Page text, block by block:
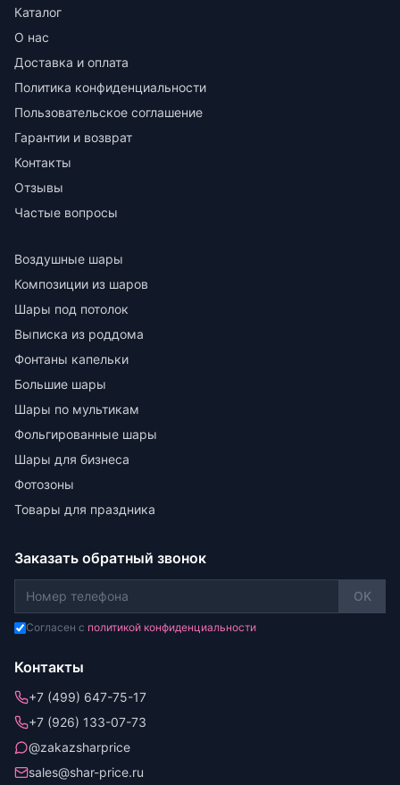
Каталог
О нас
Доставка и оплата
Политика конфиденциальности
Пользовательское соглашение
Гарантии и возврат
Контакты
Отзывы
Частые вопросы
Воздушные шары
Композиции из шаров
Шары под потолок
Выписка из роддома
Фонтаны капельки
Большие шары
Шары по мультикам
Фольгированные шары
Шары для бизнеса
Фотозоны
Товары для праздника
Заказать обратный звонок
OK
Согласен с политикой конфиденциальности
Контакты
+7 (499) 647-75-17
+7 (926) 133-07-73
@zakazsharprice
sales@shar-price.ru